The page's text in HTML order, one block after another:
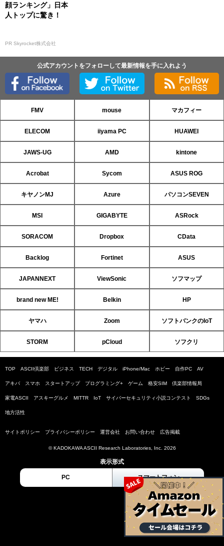
顔ランキング」日本
人トップに驚き！
PR Skyrocket株式会社
公式アカウントをフォローして最新情報を手に入れよう
FMV mouse マカフィー
ELECOM iiyama PC HUAWEI
JAWS-UG AMD kintone
Acrobat Sycom ASUS ROG
キヤノンMJ Azure パソコンSEVEN
MSI GIGABYTE ASRock
SORACOM Dropbox CData
Backlog Fortinet ASUS
JAPANNEXT ViewSonic ソフマップ
brand new ME! Belkin HP
ヤマハ Zoom ソフトバンクのIoT
STORM pCloud ソフクリ
TOP ASCII倶楽部 ビジネス TECH デジタル iPhone/Mac ホビー 自作PC AV
アキバ スマホ スタートアップ プログラミング+ ゲーム 格安SIM 倶楽部情報局
家電ASCII アスキーグルメ MITTR IoT サイバーセキュリティ小説コンテスト SDGs
地方活性
サイトポリシー プライバシーポリシー 運営会社 お問い合わせ 広告掲載
© KADOKAWA ASCII Research Laboratories, Inc. 2026
表示形式
PC スマートフォン